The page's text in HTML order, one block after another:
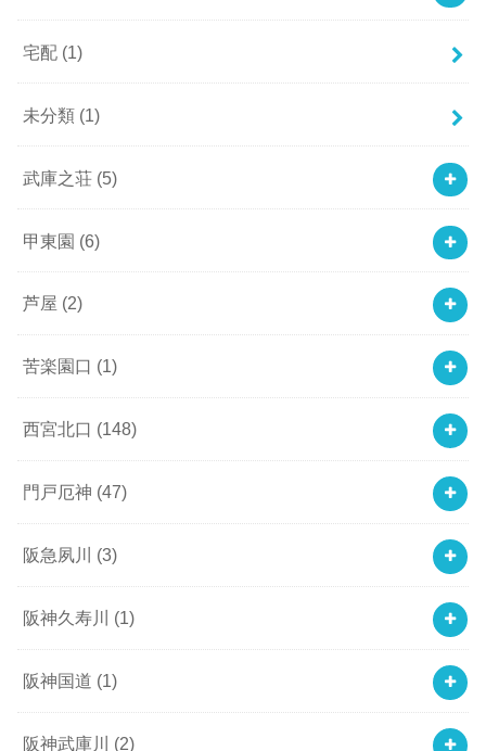
宅配 (1)
未分類 (1)
武庫之荘 (5)
甲東園 (6)
芦屋 (2)
苦楽園口 (1)
西宮北口 (148)
門戸厄神 (47)
阪急夙川 (3)
阪神久寿川 (1)
阪神国道 (1)
阪神武庫川 (2)